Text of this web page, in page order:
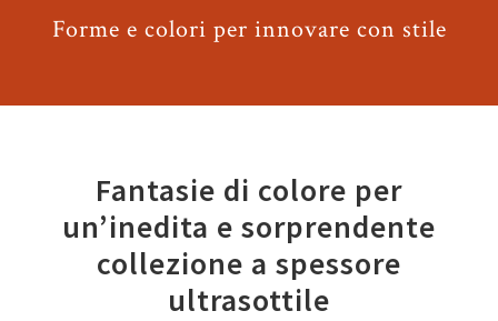
Forme e colori per innovare con stile
Fantasie di colore per
un’inedita e sorprendente
collezione a spessore
ultrasottile